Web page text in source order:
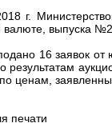
г.
валюте, выпуска
16 заявок
результатам
ценам,
печати